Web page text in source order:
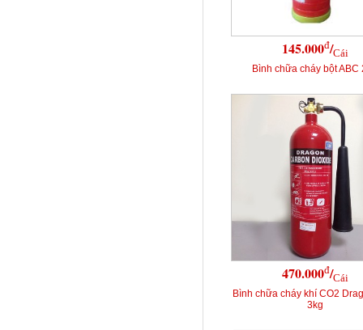
145.000đ/Cái
Bình chữa cháy bột ABC
470.000đ/Cái
Bình chữa cháy khí CO2
3kg